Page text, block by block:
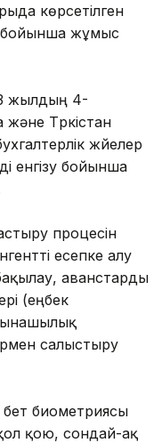
көрсетілген
бойынша жұмыс
жылдың 4-
Түркістан
жүйелер
енгізу бойынша
процесін
есепке алу
аванстарды
(еңбек
салыстыру
биометриясы
қою, сондай-ақ